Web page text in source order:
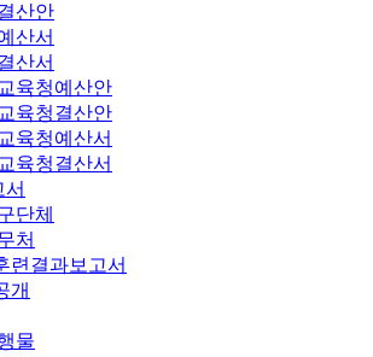
산안
산서
산서
육청예산안
육청결산안
육청예산서
육청결산서
단체
처
련결과보고서
개
물